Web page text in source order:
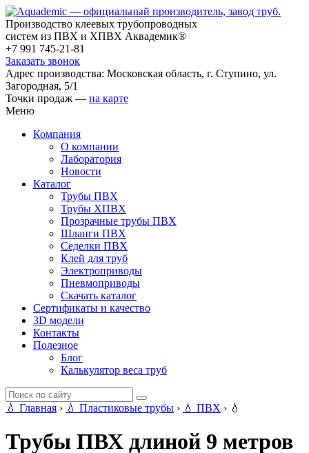
Производство клеевых трубопроводных
систем из ПВХ и ХПВХ Аквадемик®
+7 991 745-21-81
Заказать звонок
Адрес производства: Московская область, г. Ступино, ул.
Загородная, 5/1
Точки продаж — на карте
Меню
Компания
О компании
Лаборатория
Новости
Каталог
Трубы ПВХ
Трубы ХПВХ
Прозрачные трубы ПВХ
Шланги ПВХ
Седелки ПВХ
Клей для труб
Электроприводы
Пневмоприводы
Скачать каталог
Сертификаты и качество
3D модели
Контакты
Полезное
Блог
Калькулятор веса труб
💧 Главная › 💧 Пластиковые трубы › 💧 ПВХ › 💧
Трубы ПВХ длиной 9 метров